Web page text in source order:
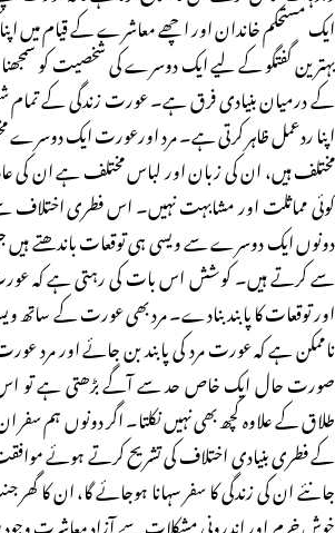
ایک مستحکم خاندان اور اچھے معاشرے کے قیام میں
بہترین گفتگو کے لیے ایک دوسرے کی شخصیت کو
کے درمیان بنیادی فرق ہے۔ عورت زندگی کے
اپنا ردعمل ظاہر کرتی ہے۔ مرد اورعورت ایک
مختلف ہیں، ان کی زبان اور لباس مختلف ہے ان کی
کوئی مماثلت اور مشابہت نہیں۔ اس فطری اختلاف
دونوں ایک دوسرے سے ویسی ہی توقعات باندھتے
سے کرتے ہیں۔ کوشش اس بات کی رہتی ہے کہ
اور توقعات کا پابند بنادے۔ مرد بھی عورت کے ساتھ
ناممکن ہے کہ عورت مرد کی پابند بن جائے اور مرد
صورت حال ایک خاص حد سے آگے بڑھتی ہے تو اس کا
طلاق کے علاوہ کچھ بھی نہیں نکلتا۔ اگر دونوں ہم سفر
کے فطری بنیادی اختلاف کی تشریح کرتے ہوئے موافقت
جانئے ان کی زندگی کا سفر سہانا ہوجائے گا، ان کا
خوش خرم اور اندرونی مشکلات سے آزاد معاشرت